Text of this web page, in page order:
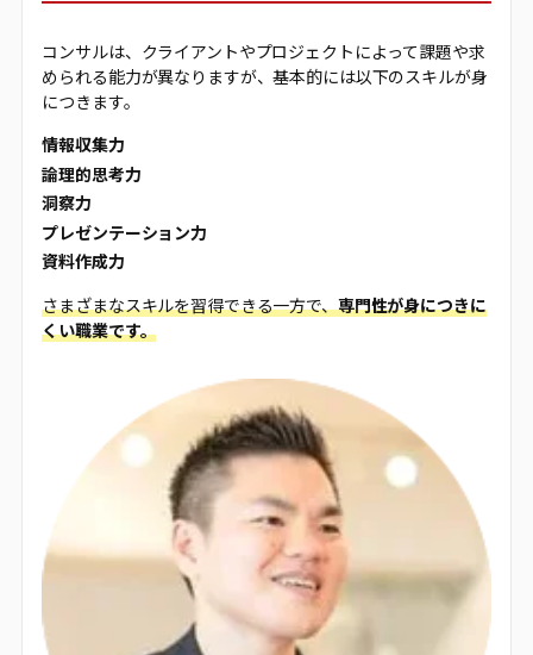
コンサルは、クライアントやプロジェクトによって課題や求
められる能力が異なりますが、基本的には以下のスキルが身
につきます。
情報収集力
論理的思考力
洞察力
プレゼンテーション力
資料作成力
さまざまなスキルを習得できる一方で、専門性が身につきに
くい職業です。